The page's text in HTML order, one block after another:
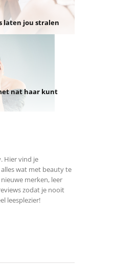
laten jou stralen
nat haar kunt
Hier vind je
wat met beauty te
merken, leer
zodat je nooit
leesplezier!